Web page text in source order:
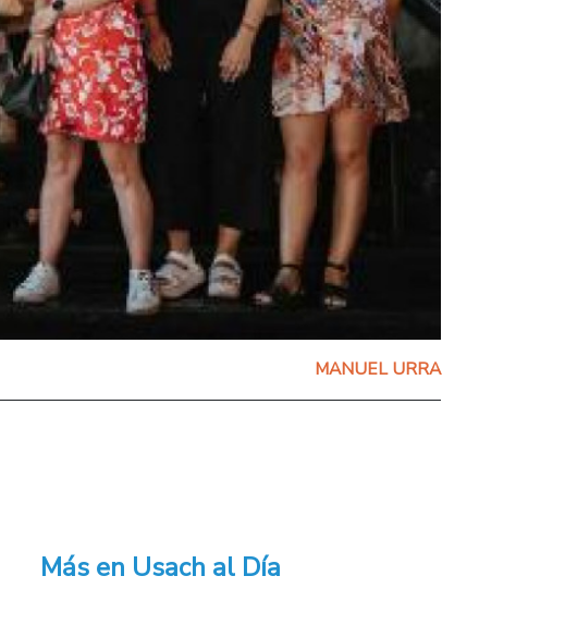
MANUEL URRA
Más en Usach al Día